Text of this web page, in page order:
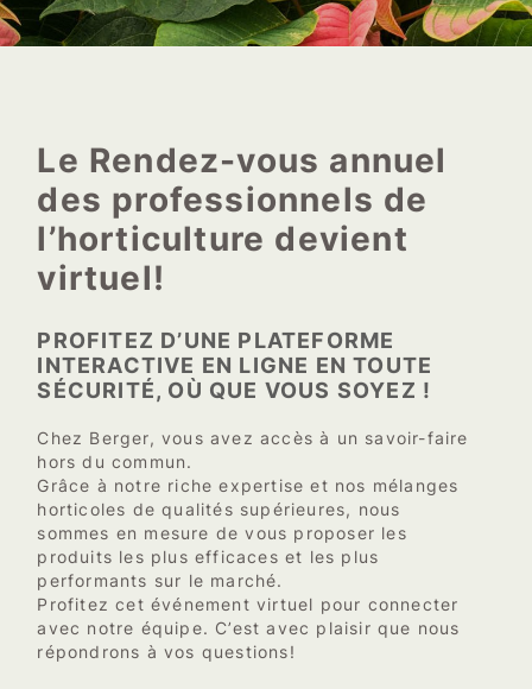
Le Rendez-vous annuel
des professionnels de
l’horticulture devient
virtuel!
PROFITEZ D’UNE PLATEFORME
INTERACTIVE EN LIGNE EN TOUTE
SÉCURITÉ, OÙ QUE VOUS SOYEZ !
Chez Berger, vous avez accès à un savoir-faire
hors du commun.
Grâce à notre riche expertise et nos mélanges
horticoles de qualités supérieures, nous
sommes en mesure de vous proposer les
produits les plus efficaces et les plus
performants sur le marché.
Profitez cet événement virtuel pour connecter
avec notre équipe. C’est avec plaisir que nous
répondrons à vos questions!